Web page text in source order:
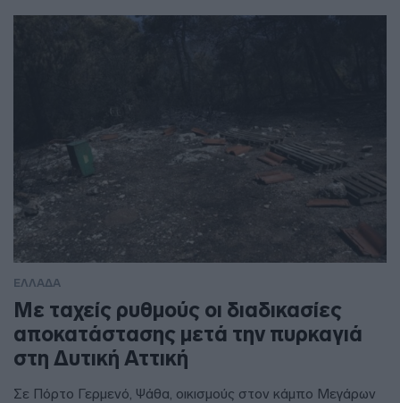
ΕΛΛΑΔΑ
Με ταχείς ρυθμούς οι διαδικασίες
αποκατάστασης μετά την πυρκαγιά
στη Δυτική Αττική
Σε Πόρτο Γερμενό, Ψάθα, οικισμούς στον κάμπο Μεγάρων